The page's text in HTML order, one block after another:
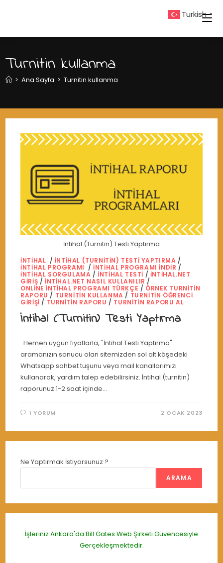
Turnitin kullanma
> Ana Sayfa > Turnitin kullanma
İntihal (Turnitin) Testi Yaptırma
İNTIHAL / İNTIHAL (TURNITIN) TESTI YAPTIRMA /
İNTIHAL PROGRAMI /İNTIHAL PROGRAMI INDIR /
İNTIHAL SORGULAMA /İNTIHAL TESTI / INTIHAL.NET
GIRIŞ /INTIHAL.NET NASIL KULLANILIR /
ONLINE INTIHAL PROGRAMI TÜRKÇE / ÖRNEK TURNITIN
RAPORU / TURNITIN KULLANMA / TURNITIN ÖĞRENCI
GIRIŞI / TURNITIN RAPORU / TURNITIN RAPORU AL
İntihal (Turnitin) Testi Yaptırma
Hemen uygun fiyatlarla, "İntihal Testi Yaptırma"
aramanızın sonucu olan sitemizden sol alt köşedeki
Whatsapp sohbet tuşunu veya mail kanallarımızı
kullanarak, yardım talep edebilirsiniz. İntihal (turnitin)
raporunuz 1-2 saat içinde…
1 YORUM 2 OCAK 2023
Ne Yaptırmak İstiyorsunuz ?
ARAMA
İşleriniz Ankara'da Bill Gates Web Şirketi Güvencesiyle
Gerçekleşmektedir.
Turkish ▼